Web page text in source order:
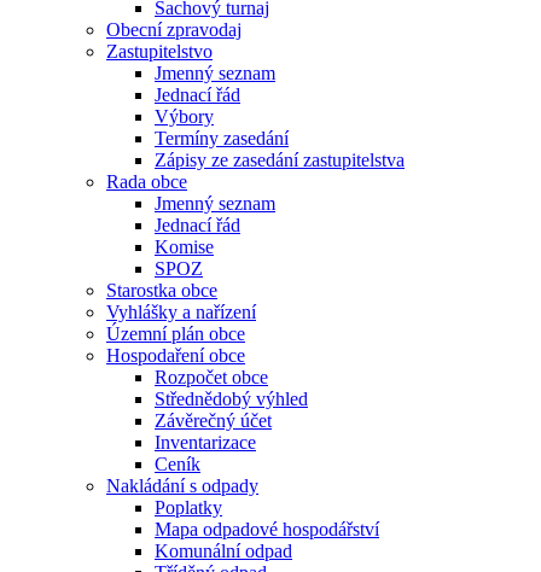
Šachový turnaj
Obecní zpravodaj
Zastupitelstvo
Jmenný seznam
Jednací řád
Výbory
Termíny zasedání
Zápisy ze zasedání zastupitelstva
Rada obce
Jmenný seznam
Jednací řád
Komise
SPOZ
Starostka obce
Vyhlášky a nařízení
Územní plán obce
Hospodaření obce
Rozpočet obce
Střednědobý výhled
Závěrečný účet
Inventarizace
Ceník
Nakládání s odpady
Poplatky
Mapa odpadové hospodářství
Komunální odpad